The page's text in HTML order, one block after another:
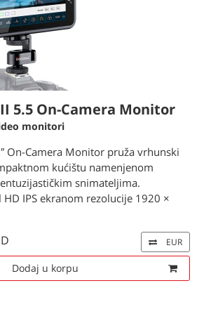
5.5 On-Camera Monitor
monitori
On-Camera Monitor pruža vrhunski
kućištu namenjenom
snimateljima.
IPS ekranom rezolucije 1920 ×
EUR
Dodaj u korpu